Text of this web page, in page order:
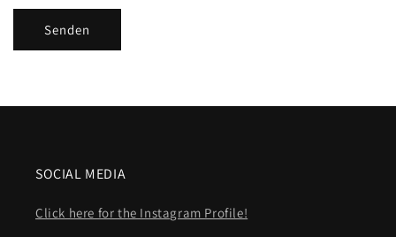
Senden
SOCIAL MEDIA
Click here for the Instagram Profile!